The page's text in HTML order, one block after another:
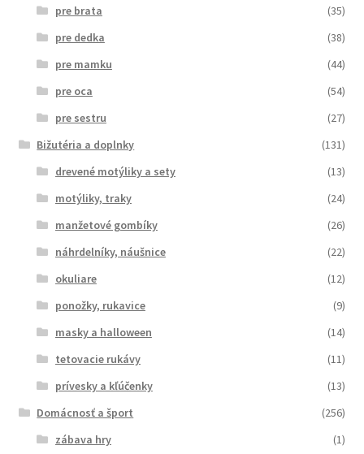
pre brata
(35)
pre dedka
(38)
pre mamku
(44)
pre oca
(54)
pre sestru
(27)
Bižutéria a doplnky
(131)
drevené motýliky a sety
(13)
motýliky, traky
(24)
manžetové gombíky
(26)
náhrdelníky, náušnice
(22)
okuliare
(12)
ponožky, rukavice
(9)
masky a halloween
(14)
tetovacie rukávy
(11)
prívesky a kľúčenky
(13)
Domácnosť a šport
(256)
zábava hry
(1)